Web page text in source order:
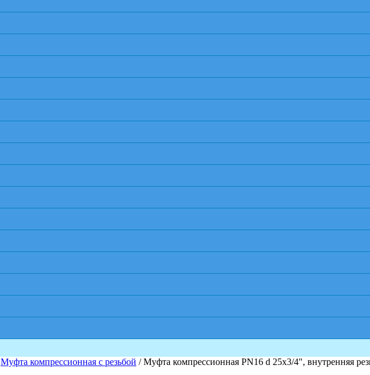
Муфта компрессионная с резьбой / Муфта компрессионная PN16 d 25x3/4", внутренняя